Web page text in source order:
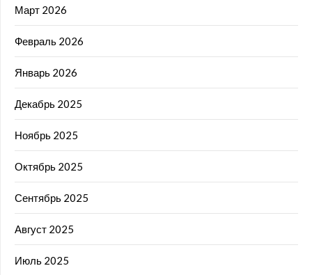
Март 2026
Февраль 2026
Январь 2026
Декабрь 2025
Ноябрь 2025
Октябрь 2025
Сентябрь 2025
Август 2025
Июль 2025